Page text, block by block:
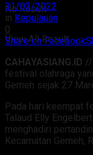
No Result
View All Result
31/03/2022
in Kepulauan
0
Share on Facebook
CAHAYASIANG.ID //
festival olahraga
Gemeh sejak 27
Pada hari keempat
Talaud Elly
menghadiri
Kecamatan Gemeh,